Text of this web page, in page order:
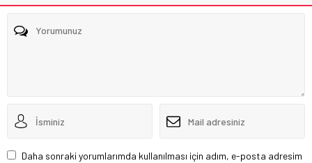
Daha sonraki yorumlarımda kullanılması için adım, e-posta adresim